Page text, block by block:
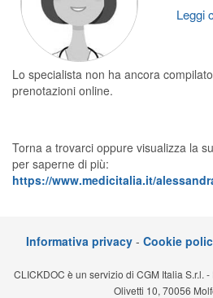
Pisa (PI)
Ricerca specialisti
Consulti online
(su medicitalia.it)
Prenotazioni online
Planner e rubrica in
Teleconsulto
Leggi
Lo specialista non ha ancora
prenotazioni online.
Torna a trovarci oppure visualizza la
per saperne di più:
https://www.medicitalia.it/
Informativa privacy - Cookie
CLICKDOC è un servizio di CGM Italia S.r.l.
Olivetti 10, 70056